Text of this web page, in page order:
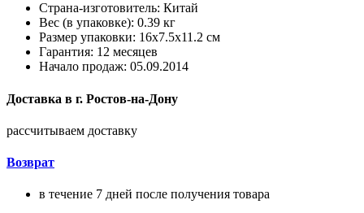
Страна-изготовитель: Китай
Вес (в упаковке): 0.39 кг
Размер упаковки: 16x7.5x11.2 см
Гарантия: 12 месяцев
Начало продаж: 05.09.2014
Доставка в г. Ростов-на-Дону
рассчитываем доставку
Возврат
в течение 7 дней после получения товара